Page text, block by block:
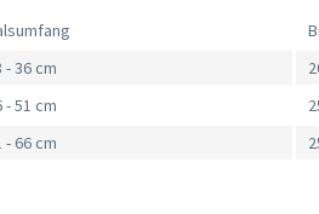
- 36 cm
- 51 cm
- 66 cm